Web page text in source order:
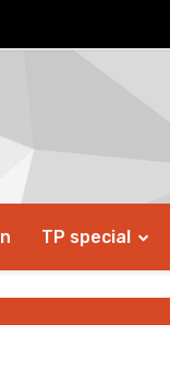
TP special